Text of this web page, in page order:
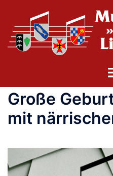
springen
Große
mit